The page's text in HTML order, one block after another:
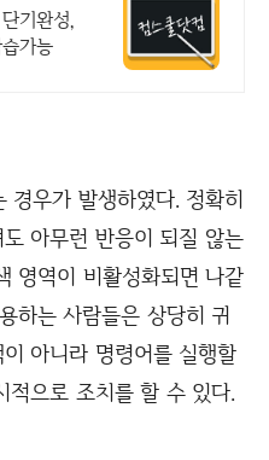
기완성,
가능
경우가 발생하였다. 정확히
아무런 반응이 되질 않는
영역이 비활성화되면 나같
하는 사람들은 상당히 귀
아니라 명령어를 실행할
적으로 조치를 할 수 있다.